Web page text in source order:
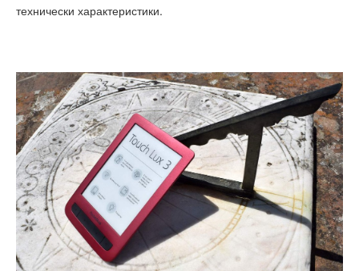
технически характеристики.